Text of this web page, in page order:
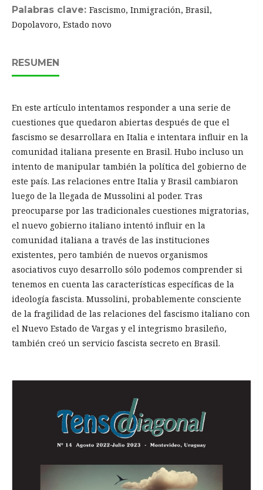
Palabras clave: Fascismo, Inmigración, Brasil,
Dopolavoro, Estado novo
RESUMEN
En este artículo intentamos responder a una serie de
cuestiones que quedaron abiertas después de que el
fascismo se desarrollara en Italia e intentara influir en la
comunidad italiana presente en Brasil. Hubo incluso un
intento de manipular también la política del gobierno de
este país. Las relaciones entre Italia y Brasil cambiaron
luego de la llegada de Mussolini al poder. Tras
preocuparse por las tradicionales cuestiones migratorias,
el nuevo gobierno italiano intentó influir en la
comunidad italiana a través de las instituciones
existentes, pero también de nuevos organismos
asociativos cuyo desarrollo sólo podemos comprender si
tenemos en cuenta las características específicas de la
ideología fascista. Mussolini, probablemente consciente
de la fragilidad de las relaciones del fascismo italiano con
el Nuevo Estado de Vargas y el integrismo brasileño,
también creó un servicio fascista secreto en Brasil.